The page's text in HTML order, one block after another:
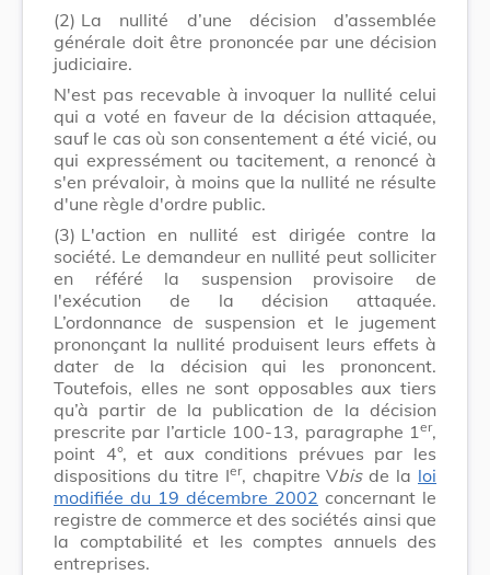
(2) La nullité d’une décision d’assemblée
générale doit être prononcée par une décision
judiciaire.
N'est pas recevable à invoquer la nullité celui
qui a voté en faveur de la décision attaquée,
sauf le cas où son consentement a été vicié, ou
qui expressément ou tacitement, a renoncé à
s'en prévaloir, à moins que la nullité ne résulte
d'une règle d'ordre public.
(3) L'action en nullité est dirigée contre la
société. Le demandeur en nullité peut solliciter
en référé la suspension provisoire de
l'exécution de la décision attaquée.
L’ordonnance de suspension et le jugement
prononçant la nullité produisent leurs effets à
dater de la décision qui les prononcent.
Toutefois, elles ne sont opposables aux tiers
qu’à partir de la publication de la décision
prescrite par l’article 100-13, paragraphe 1 er,
point 4°, et aux conditions prévues par les
dispositions du titre Ier, chapitre Vbisde la loi
modifiée du 19 décembre 2002 concernant le
registre de commerce et des sociétés ainsi que
la comptabilité et les comptes annuels des
entreprises.